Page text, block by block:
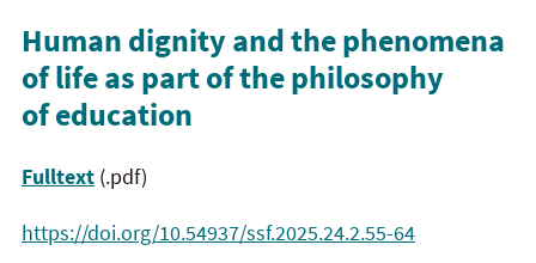
Human dignity and the phenomena
of life as part of the philosophy
of education
Fulltext (.pdf)
https://doi.org/10.54937/ssf.2025.24.2.55-64